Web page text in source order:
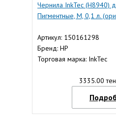
Чернила InkTec (H8940)
Пигментные, M, 0,1 л.
Артикул: 150161298
Бренд: HP
Торговая марка: InkTec
3335.00